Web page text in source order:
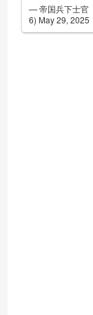
— 帝国兵下士官
6) May 29, 2025